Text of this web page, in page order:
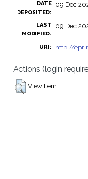
DATE
DEPOSITED:
09 Dec
LAST
MODIFIED:
09 Dec
URI: http://
Actions (login
View Item